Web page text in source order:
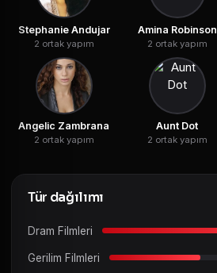
Stephanie Andujar
2 ortak yapım
Amina Robinson
2 ortak yapım
Angelic Zambrana
2 ortak yapım
Aunt Dot
2 ortak yapım
Tür dağılımı
Dram Filmleri
Gerilim Filmleri